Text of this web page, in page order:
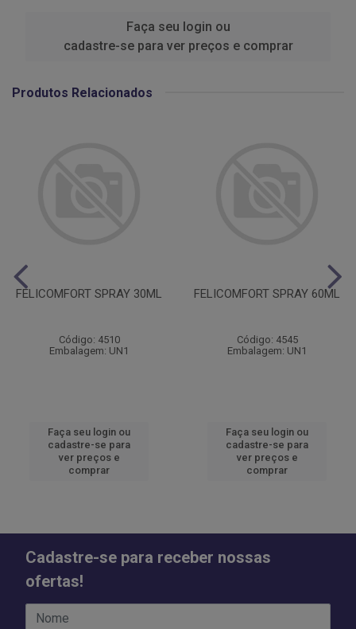
Faça seu login ou
cadastre-se para ver preços e comprar
Produtos Relacionados
FELICOMFORT SPRAY 30ML
Código: 4510
Embalagem: UN1
Faça seu login ou
cadastre-se para
ver preços e
comprar
FELICOMFORT SPRAY 60ML
Código: 4545
Embalagem: UN1
Faça seu login ou
cadastre-se para
ver preços e
comprar
Cadastre-se para receber nossas
ofertas!